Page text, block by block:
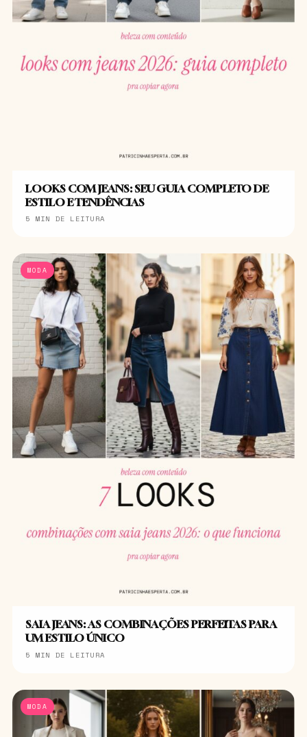
LOOKS COM JEANS: SEU GUIA COMPLETO DE
ESTILO E TENDÊNCIAS
5 MIN DE LEITURA
MODA
SAIA JEANS: AS COMBINAÇÕES PERFEITAS PARA
UM ESTILO ÚNICO
5 MIN DE LEITURA
MODA